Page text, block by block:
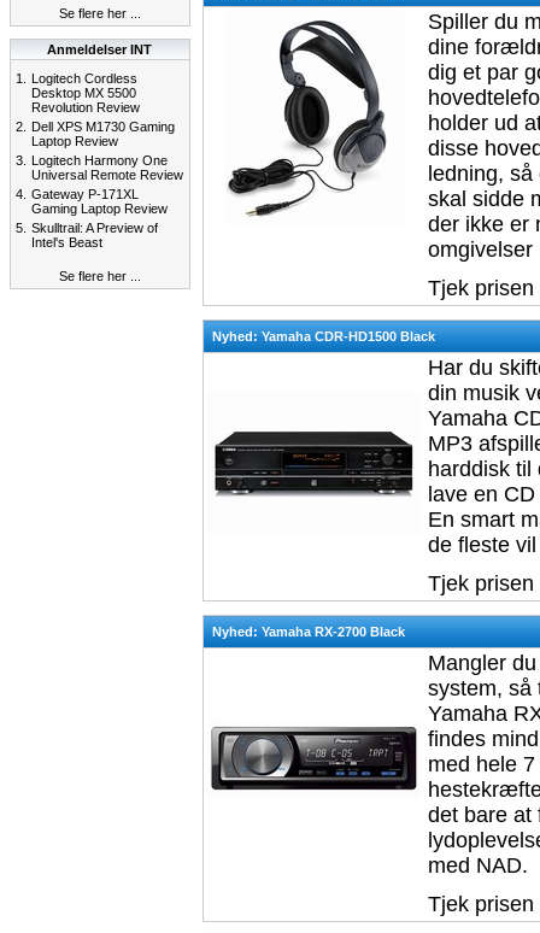
Se flere her ...
Anmeldelser INT
1.
Logitech Cordless
Desktop MX 5500
Revolution Review
2. Dell XPS M1730 Gaming
Laptop Review
3. Logitech Harmony One
Universal Remote Review
4. Gateway P-171XL
Gaming Laptop Review
5. Skulltrail: A Preview of
Intel's Beast
Se flere her ...
Spiller du
dine
dig et par
holder ud
disse
ledning,
skal sidde
der ikke er
omgivelser
Tjek
Nyhed: Yamaha CDR-HD1500 Black
Har du
din musik
Yamaha
MP3
harddisk
lave en
En smart
de fleste
Tjek
Nyhed: Yamaha RX-2700 Black
Mangler
system, så
Yamaha
findes
med hele
det bare at
med NAD.
Tjek